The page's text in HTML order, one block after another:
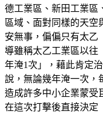
德工業區、新田工業區
區域、面對同樣的天空
安無事，偏偏只有太乙
導雖稱太乙工業區以往
年淹1次」，藉此肯定
說，無論幾年淹一次，
造成許多中小企業蒙受
在這次打擊後直接決定